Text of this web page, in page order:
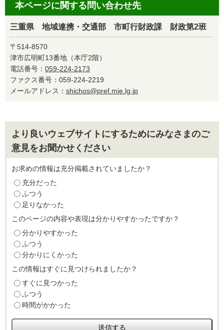
本ページに関する問い合わせ先
三重県 地域連携・交通部 市町行財政課 財政第2班
〒514-8570
津市広明町13番地（本庁2階）
電話番号： 059-224-2173
ファクス番号：059-224-2219
メールアドレス： shichos@pref.mie.lg.jp
より良いウェブサイトにするためにみなさまのご
意見をお聞かせください
お求めの情報は充分掲載されていましたか？
充分だった
ふつう
足りなかった
このページの内容や表現は分かりやすかったですか？
分かりやすかった
ふつう
分かりにくかった
この情報はすぐに見つけられましたか？
すぐに見つかった
ふつう
時間がかかった